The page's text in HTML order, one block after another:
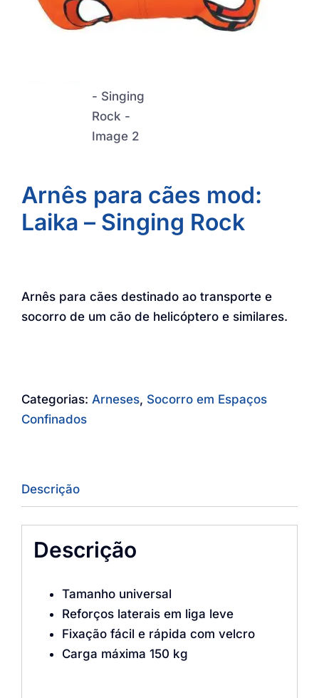
Arnês para cães mod:
Laika – Singing Rock
Arnês para cães destinado ao transporte e
socorro de um cão de helicóptero e similares.
Categorias: Arneses, Socorro em Espaços
Confinados
Descrição
Descrição
Tamanho universal
Reforços laterais em liga leve
Fixação fácil e rápida com velcro
Carga máxima 150 kg